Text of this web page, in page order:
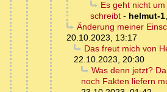
Es geht nicht
schreibt - helmut-1,
Änderung meiner
20.10.2023, 13:17
Das freut mich von
22.10.2023, 20:30
Was denn jetzt?
noch Fakten liefern